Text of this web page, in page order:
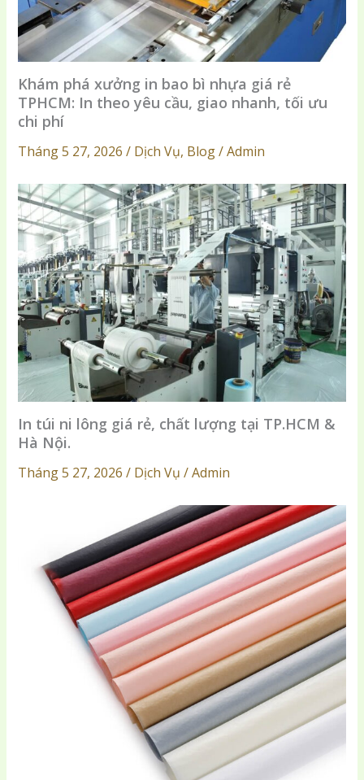
Khám phá xưởng in bao bì nhựa giá rẻ
TPHCM: In theo yêu cầu, giao nhanh, tối ưu
chi phí
Tháng 5 27, 2026 / Dịch Vụ, Blog / Admin
In túi ni lông giá rẻ, chất lượng tại TP.HCM &
Hà Nội.
Tháng 5 27, 2026 / Dịch Vụ / Admin